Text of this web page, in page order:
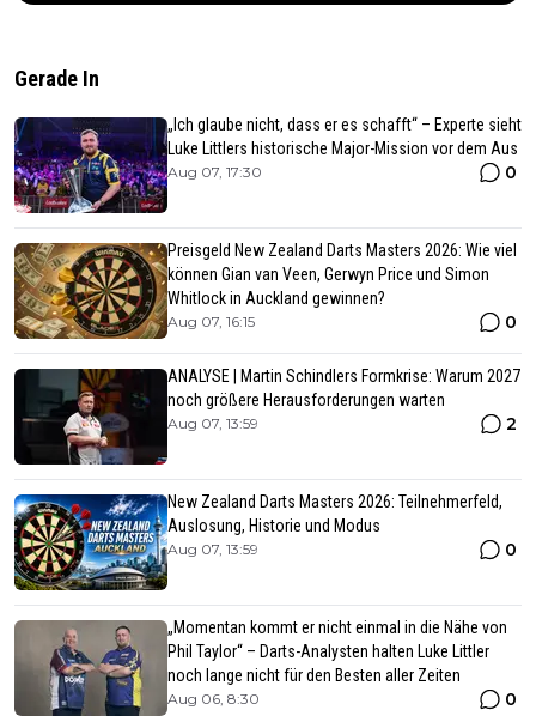
Gerade In
„Ich glaube nicht, dass er es schafft“ – Experte sieht
Luke Littlers historische Major-Mission vor dem Aus
Aug 07, 17:30 0
Preisgeld New Zealand Darts Masters 2026: Wie viel
können Gian van Veen, Gerwyn Price und Simon
Whitlock in Auckland gewinnen?
Aug 07, 16:15 0
ANALYSE | Martin Schindlers Formkrise: Warum 2027
noch größere Herausforderungen warten
Aug 07, 13:59 2
New Zealand Darts Masters 2026: Teilnehmerfeld,
Auslosung, Historie und Modus
Aug 07, 13:59 0
„Momentan kommt er nicht einmal in die Nähe von
Phil Taylor“ – Darts-Analysten halten Luke Littler
noch lange nicht für den Besten aller Zeiten
Aug 06, 8:30 0